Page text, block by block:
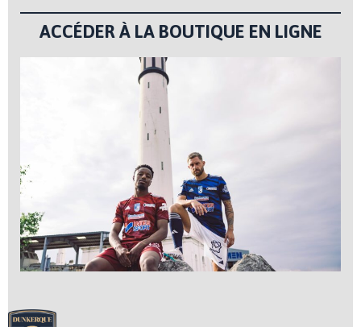
ACCÉDER À LA BOUTIQUE EN LIGNE